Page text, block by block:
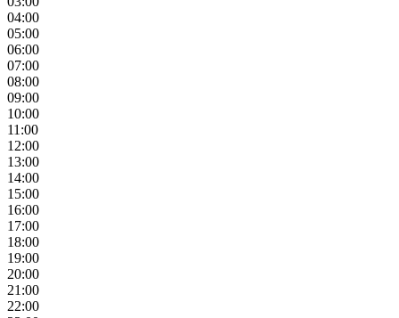
04:00
05:00
06:00
07:00
08:00
09:00
10:00
11:00
12:00
13:00
14:00
15:00
16:00
17:00
18:00
19:00
20:00
21:00
22:00